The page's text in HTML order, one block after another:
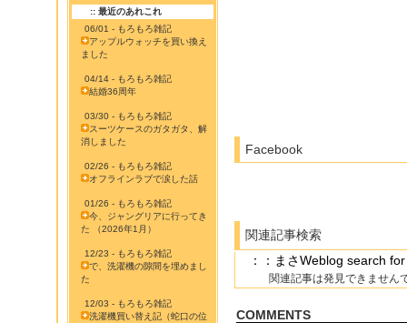
:: 最近のあれこれ
06/01 - もろもろ雑記
アップルウォッチを買い換え
ました
04/14 - もろもろ雑記
結婚36周年
03/30 - もろもろ雑記
スーツケースのガタガタ、解
消しました
02/26 - もろもろ雑記
オフラインラブで涙した話
01/26 - もろもろ雑記
今、ジャングリアに行ってき
た （2026年1月）
12/23 - もろもろ雑記
で、洗濯機の隙間を埋めまし
た
12/03 - もろもろ雑記
洗濯機買い替え記（蛇口の位
Facebook
関連記事検索
：：まさWeblog search
関連記事は発見できません
COMMENTS